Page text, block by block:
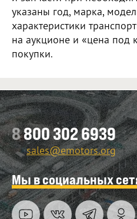
указаны год, марка,
характеристики
на аукционе и «цена под
покупки.
8800 302 6939
sales@emotors.org
Мы в социальных